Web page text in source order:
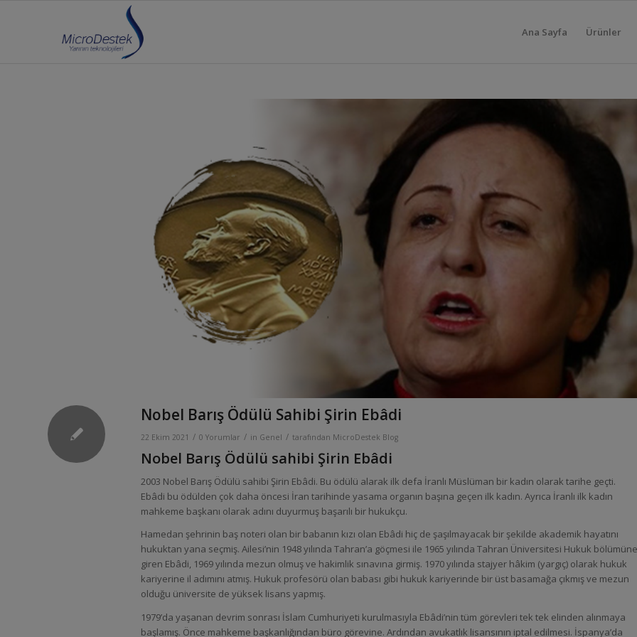
Ana Sayfa Ürünler
Nobel Barış Ödülü Sahibi Şirin Ebâdi
22 Ekim 2021 / 0 Yorumlar / in Genel / tarafından MicroDestek Blog
Nobel Barış Ödülü sahibi Şirin Ebâdi
2003 Nobel Barış Ödülü sahibi Şirin Ebâdi. Bu ödülü alarak ilk defa İranlı Müslüman bir kadın olarak tarihe geçti.
Ebâdi bu ödülden çok daha öncesi İran tarihinde yasama organın başına geçen ilk kadın. Ayrıca İranlı ilk kadın
mahkeme başkanı olarak adını duyurmuş başarılı bir hukukçu.
Hamedan şehrinin baş noteri olan bir babanın kızı olan Ebâdi hiç de şaşılmayacak bir şekilde akademik hayatını
hukuktan yana seçmiş. Ailesi’nin 1948 yılında Tahran’a göçmesi ile 1965 yılında Tahran Üniversitesi Hukuk bölümüne
giren Ebâdi, 1969 yılında mezun olmuş ve hakimlik sınavına girmiş. 1970 yılında stajyer hâkim (yargıç) olarak hukuk
kariyerine il adımını atmış. Hukuk profesörü olan babası gibi hukuk kariyerinde bir üst basamağa çıkmış ve mezun
olduğu üniversite de yüksek lisans yapmış.
1979’da yaşanan devrim sonrası İslam Cumhuriyeti kurulmasıyla Ebâdi’nin tüm görevleri tek tek elinden alınmaya
başlamış. Önce mahkeme başkanlığından büro görevine. Ardından avukatlık lisansının iptal edilmesi. İspanya’da